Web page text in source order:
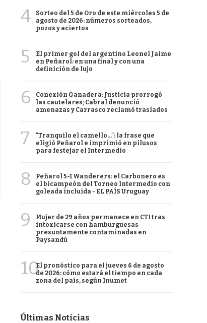
4
Sorteo del 5 de Oro de este miércoles 5 de
agosto de 2026: números sorteados,
pozos y aciertos
5
El primer gol del argentino Leonel Jaime
en Peñarol: en una final y con una
definición de lujo
6
Conexión Ganadera: Justicia prorrogó
las cautelares; Cabral denunció
amenazas y Carrasco reclamó traslados
7
"Tranquilo el camello...": la frase que
eligió Peñarol e imprimió en pilusos
para festejar el Intermedio
8
Peñarol 5-1 Wanderers: el Carbonero es
el bicampeón del Torneo Intermedio con
goleada incluida - EL PAÍS Uruguay
9
Mujer de 29 años permanece en CTI tras
intoxicarse con hamburguesas
presuntamente contaminadas en
Paysandú
10El pronóstico para el jueves 6 de agosto
de 2026: cómo estará el tiempo en cada
zona del país, según Inumet
Últimas Noticias